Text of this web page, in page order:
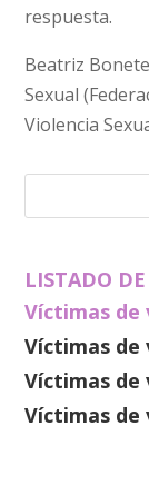
respuesta.
Beatriz
Sexual
Violencia
LISTADO
Víctimas de
Víctimas de
Víctimas de
Víctimas de